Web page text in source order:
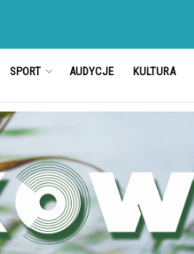
SPORT AUDYCJE KULTURA